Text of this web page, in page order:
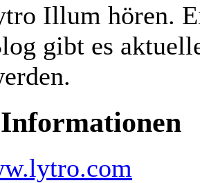
Illum hören.
gibt es